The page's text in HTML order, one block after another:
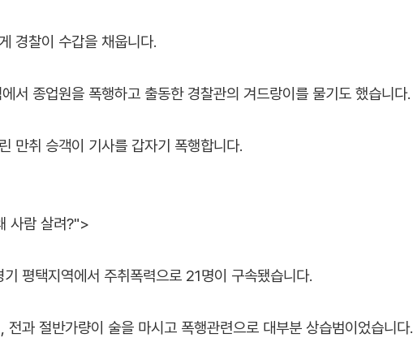
경찰이 수갑을 채웁니다.
서 종업원을 폭행하고 출동한 경찰관의 겨드랑이를 물기도 했습니다.
만취 승객이 기사를 갑자기 폭행합니다.
사람 살려?">
평택지역에서 주취폭력으로 21명이 구속됐습니다.
전과 절반가량이 술을 마시고 폭행관련으로 대부분 상습범이었습니다.